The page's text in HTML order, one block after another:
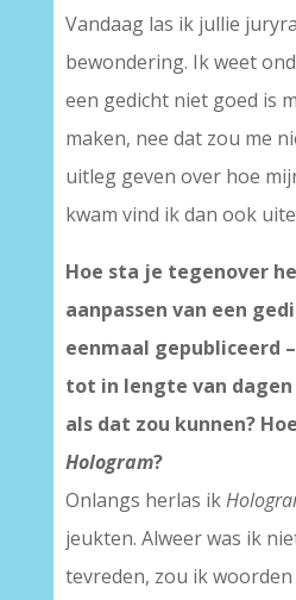
Vandaag las ik jullie
bewondering. Ik weet
een gedicht niet goed is
maken, nee dat zou me
uitleg geven over hoe
kwam vind ik dan ook
Hoe sta je tegenover
aanpassen van een
eenmaal gepubliceerd
tot in lengte van dagen
als dat zou kunnen?
Hologram?
Onlangs herlas ik
jeukten. Alweer was ik
tevreden, zou ik